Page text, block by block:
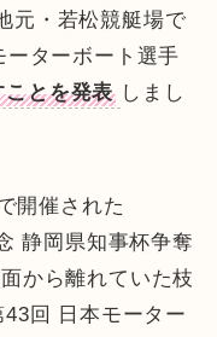
元・若松競艇場で
ーターボート選手
ことを発表 しまし
開催された
静岡県知事杯争奪
から離れていた枝
回 日本モーター